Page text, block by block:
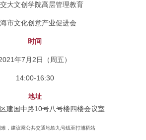
交大文创学院高层管理教育
海市文化创意产业促进会
时间
年7月2日（周五）
14:00-16:30
地址
区建国中路10号八号楼四楼会议室
，建议乘公共交通地铁九号线至打浦桥站